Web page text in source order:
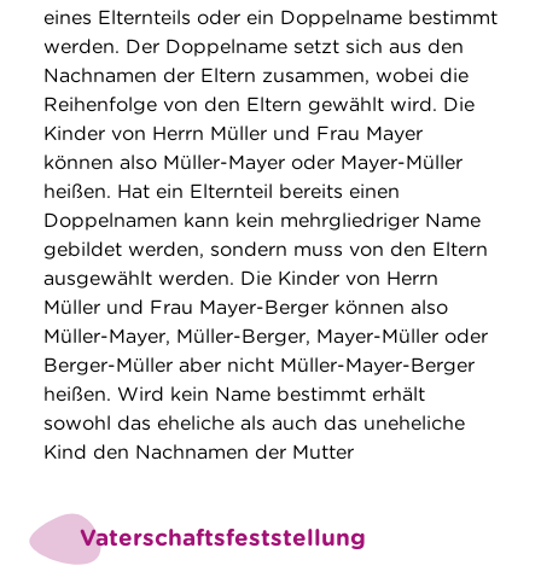
eines Elternteils oder ein Doppelname bestimmt
werden. Der Doppelname setzt sich aus den
Nachnamen der Eltern zusammen, wobei die
Reihenfolge von den Eltern gewählt wird. Die
Kinder von Herrn Müller und Frau Mayer
können also Müller-Mayer oder Mayer-Müller
heißen. Hat ein Elternteil bereits einen
Doppelnamen kann kein mehrgliedriger Name
gebildet werden, sondern muss von den Eltern
ausgewählt werden. Die Kinder von Herrn
Müller und Frau Mayer-Berger können also
Müller-Mayer, Müller-Berger, Mayer-Müller oder
Berger-Müller aber nicht Müller-Mayer-Berger
heißen. Wird kein Name bestimmt erhält
sowohl das eheliche als auch das uneheliche
Kind den Nachnamen der Mutter
Vaterschaftsfeststellung